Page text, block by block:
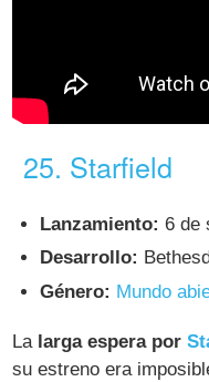
25. Starfield
Lanzamiento: 6 de
Desarrollo:
Género: Mundo
La larga espera por
su estreno era